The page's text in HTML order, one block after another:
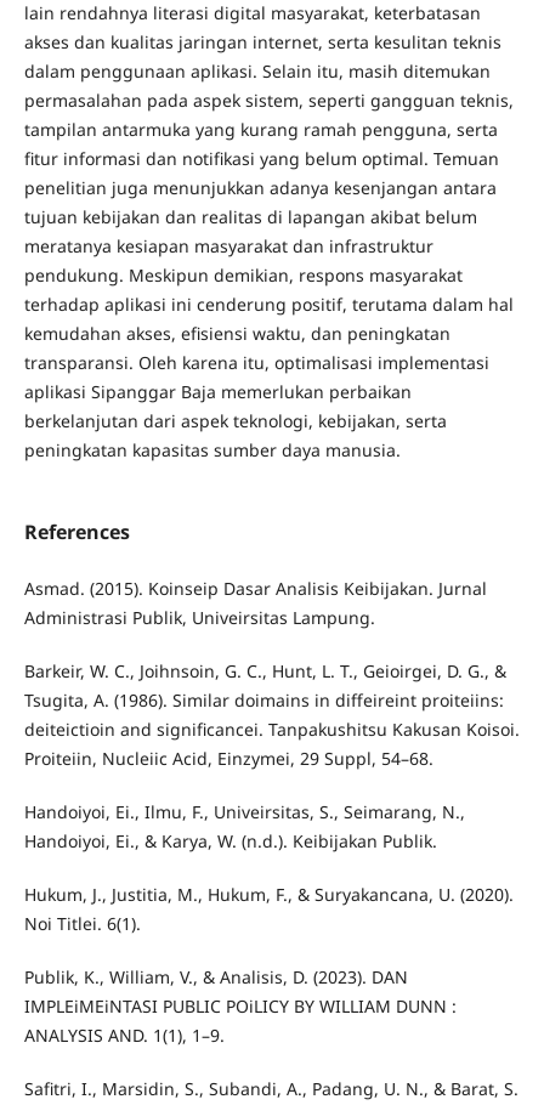
lain rendahnya literasi digital masyarakat, keterbatasan
akses dan kualitas jaringan internet, serta kesulitan teknis
dalam penggunaan aplikasi. Selain itu, masih ditemukan
permasalahan pada aspek sistem, seperti gangguan teknis,
tampilan antarmuka yang kurang ramah pengguna, serta
fitur informasi dan notifikasi yang belum optimal. Temuan
penelitian juga menunjukkan adanya kesenjangan antara
tujuan kebijakan dan realitas di lapangan akibat belum
meratanya kesiapan masyarakat dan infrastruktur
pendukung. Meskipun demikian, respons masyarakat
terhadap aplikasi ini cenderung positif, terutama dalam hal
kemudahan akses, efisiensi waktu, dan peningkatan
transparansi. Oleh karena itu, optimalisasi implementasi
aplikasi Sipanggar Baja memerlukan perbaikan
berkelanjutan dari aspek teknologi, kebijakan, serta
peningkatan kapasitas sumber daya manusia.
References
Asmad. (2015). Koinseip Dasar Analisis Keibijakan. Jurnal
Administrasi Publik, Univeirsitas Lampung.
Barkeir, W. C., Joihnsoin, G. C., Hunt, L. T., Geioirgei, D. G., &
Tsugita, A. (1986). Similar doimains in diffeireint proiteiins:
deiteictioin and significancei. Tanpakushitsu Kakusan Koisoi.
Proiteiin, Nucleiic Acid, Einzymei, 29 Suppl, 54–68.
Handoiyoi, Ei., Ilmu, F., Univeirsitas, S., Seimarang, N.,
Handoiyoi, Ei., & Karya, W. (n.d.). Keibijakan Publik.
Hukum, J., Justitia, M., Hukum, F., & Suryakancana, U. (2020).
Noi Titlei. 6(1).
Publik, K., William, V., & Analisis, D. (2023). DAN
IMPLEiMEiNTASI PUBLIC POiLICY BY WILLIAM DUNN :
ANALYSIS AND. 1(1), 1–9.
Safitri, I., Marsidin, S., Subandi, A., Padang, U. N., & Barat, S.